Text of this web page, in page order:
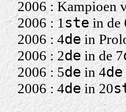
2006 : Kampioen
2006 : 1stein de
2006 : 4dein
2006 : 2dein de 7
2006 : 5dein 4de
2006 : 4dein 20